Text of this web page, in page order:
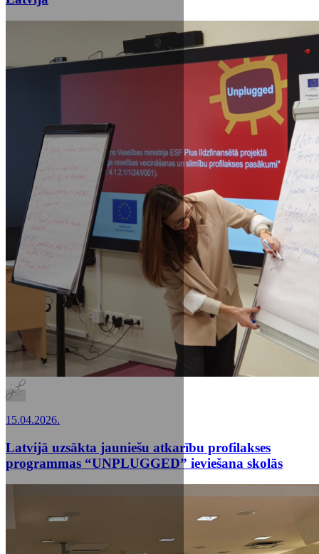
15.04.2026.
Latvijā uzsākta jauniešu atkarību profilakses
programmas “UNPLUGGED” ieviešana skolās